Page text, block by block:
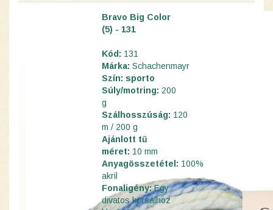
Bravo Big Color
(5) - 131
Kód: 131
Márka: Schachenmayr
Szín: sporto
Súly/motring: 200
g
Szálhosszúság: 120
m / 200 g
Ajánlott tű
méret: 10 mm
Anyagösszetétel: 100%
akril
Fonaligény:Egy
divatos körsálhoz